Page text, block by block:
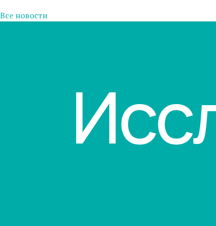
Все новости